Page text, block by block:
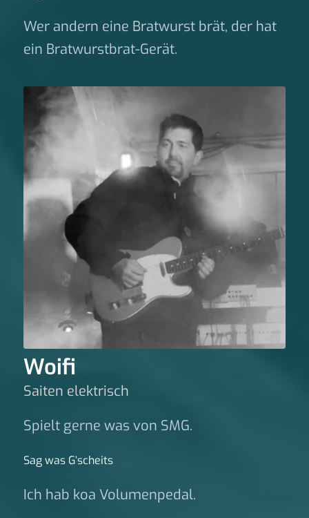
Wer andern eine Bratwurst brät, der hat
ein Bratwurstbrat-Gerät.
Woifi
Saiten elektrisch
Spielt gerne was von SMG.
Sag was G‘scheits
Ich hab koa Volumenpedal.